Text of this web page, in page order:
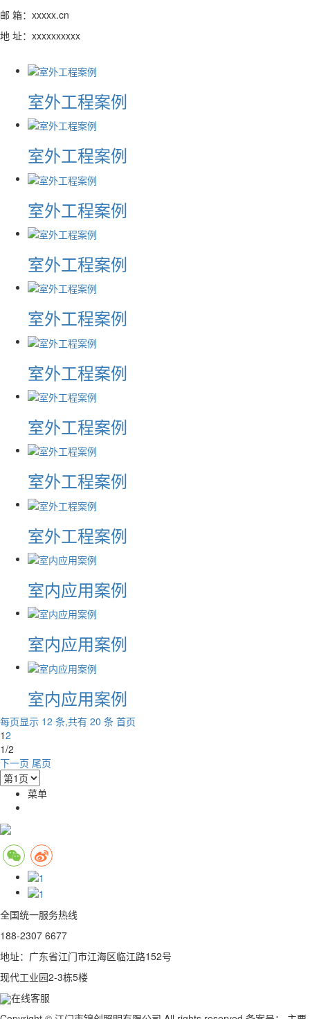
邮 箱：xxxxx.cn
地 址：xxxxxxxxxx
室外工程案例
室外工程案例
室外工程案例
室外工程案例
室外工程案例
室外工程案例
室外工程案例
室外工程案例
室外工程案例
室内应用案例
室内应用案例
室内应用案例
每页显示 12 条,共有 20 条 首页
12
1/2
下一页 尾页
菜单
全国统一服务热线
188-2307 6677
地址：广东省江门市江海区临江路152号
现代工业园2-3栋5楼
在线客服